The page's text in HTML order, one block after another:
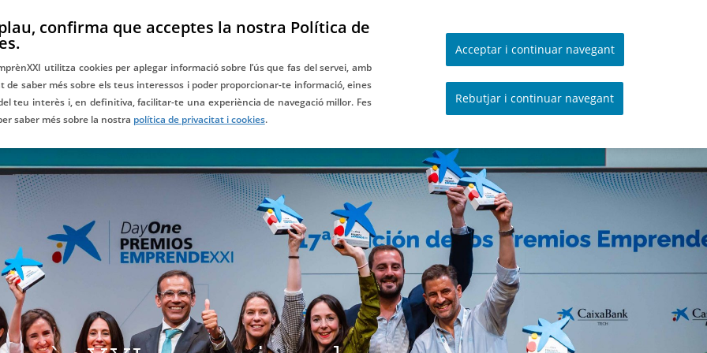
confirma que acceptes la nostra Política de
utilitza cookies per aplegar informació sobre l’ús que fas del servei, amb
de saber més sobre els teus interessos i poder proporcionar-te informació, eines
teu interès i, en definitiva, facilitar-te una experiència de navegació millor. Fes
saber més sobre la nostra política de privacitat i cookies.
Acceptar i continuar navegant
Rebutjar i continuar navegant
DAYONE ALUMNIXXI BLOG CONTACTE CA
PT
Coatorgat per: